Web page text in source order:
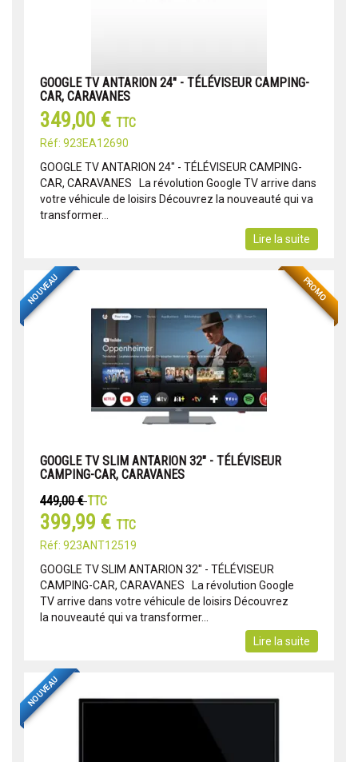
GOOGLE TV ANTARION 24" - TÉLÉVISEUR CAMPING-
CAR, CARAVANES
349,00 € TTC
Réf: 923EA12690
GOOGLE TV ANTARION 24" - TÉLÉVISEUR CAMPING-
CAR, CARAVANES La révolution Google TV arrive dans
votre véhicule de loisirs Découvrez la nouveauté qui va
transformer...
Lire la suite
PROMO
NOUVEAU
GOOGLE TV SLIM ANTARION 32" - TÉLÉVISEUR
CAMPING-CAR, CARAVANES
449,00 €TTC
399,99 € TTC
Réf: 923ANT12519
GOOGLE TV SLIM ANTARION 32" - TÉLÉVISEUR
CAMPING-CAR, CARAVANES La révolution Google
TV arrive dans votre véhicule de loisirs Découvrez
la nouveauté qui va transformer...
Lire la suite
NOUVEAU